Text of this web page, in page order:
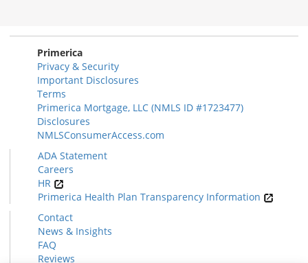
Primerica
Privacy & Security
Important Disclosures
Terms
Primerica Mortgage, LLC (NMLS ID #1723477)
Disclosures
NMLSConsumerAccess.com
ADA Statement
Careers
HR
Primerica Health Plan Transparency Information
Contact
News & Insights
FAQ
Reviews